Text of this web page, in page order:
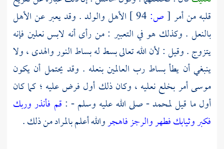
قلبه من أمر [ص:
الأهل والولد . وقد يعبر عن الأهل
بالنعل . وكذلك هو في التعبير : من رأى أنه لابس نعلين فإنه
يتزوج . وقيل : لأن الله تعالى بسط له بساط النور والهدى ، ولا
ينبغي أن يطأ بساط رب العالمين بنعله . وقد يحتمل أن يكون
موسىأمر بخلع نعليه ، وكان ذلك أول فرض عليه ؛ كما كان
أول ما قيللمحمد- صلى الله عليه وسلم - : قم فأنذر وربك
فكبر وثيابك فطهر والرجز فاهجروالله أعلم بالمراد من ذلك .